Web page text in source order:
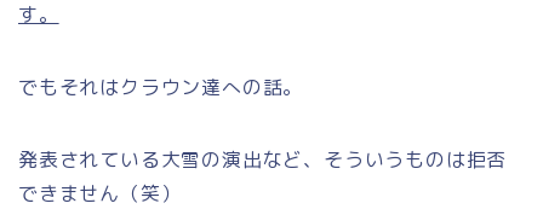
す。
でもそれはクラウン達への話。
発表されている大雪の演出など、そういうものは拒否
できません（笑）